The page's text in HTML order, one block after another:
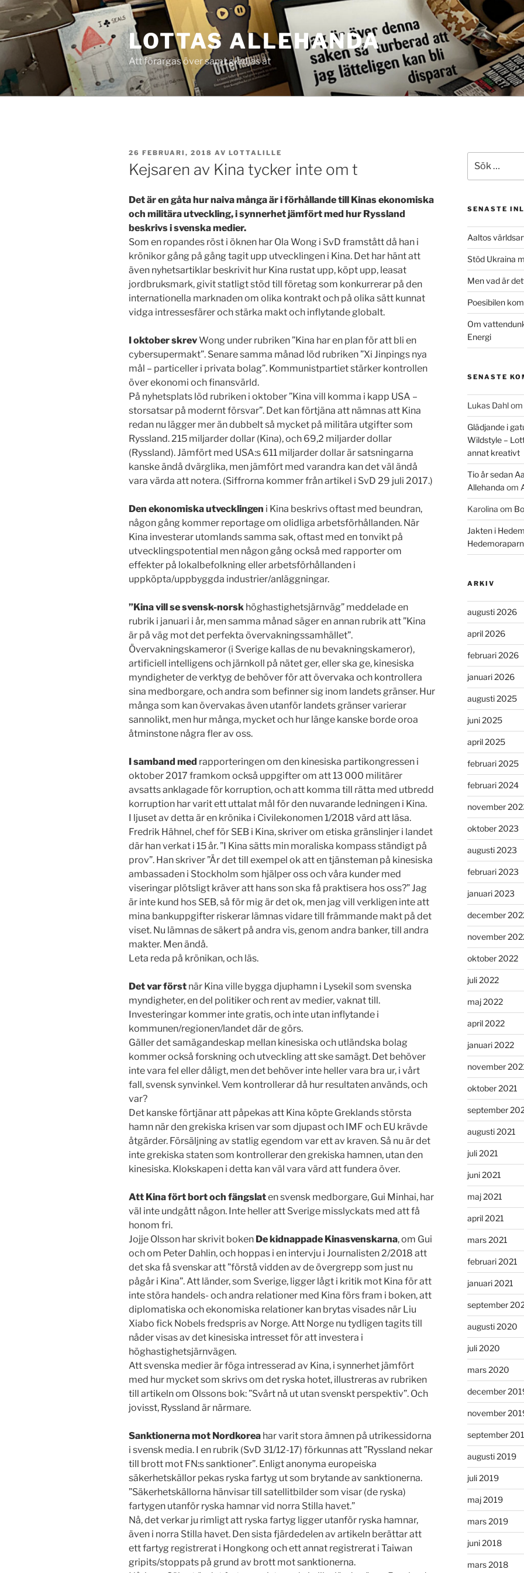
Hoppa
till
innehåll
LOTTAS ALLEHANDA
Att förargas över samt glädjas åt
PUBLICERAT
26 FEBRUARI, 2018 AV LOTTALILLE
Kejsaren av Kina tycker inte om t
Det är en gåta hur naiva många är i förhållande till Kinas ekonomiska
och militära utveckling, i synnerhet jämfört med hur Ryssland
beskrivs i svenska medier.
Som en ropandes röst i öknen har Ola Wong i SvD framstått då han i
krönikor gång på gång tagit upp utvecklingen i Kina. Det har hänt att
även nyhetsartiklar beskrivit hur Kina rustat upp, köpt upp, leasat
jordbruksmark, givit statligt stöd till företag som konkurrerar på den
internationella marknaden om olika kontrakt och på olika sätt kunnat
vidga intressesfärer och stärka makt och inflytande globalt.
I oktober skrevWong under rubriken ”Kina har en plan för att bli en
cybersupermakt”. Senare samma månad löd rubriken ”Xi Jinpings nya
mål – particeller i privata bolag”. Kommunistpartiet stärker kontrollen
över ekonomi och finansvärld.
På nyhetsplats löd rubriken i oktober ”Kina vill komma i kapp USA –
storsatsar på modernt försvar”. Det kan förtjäna att nämnas att Kina
redan nu lägger mer än dubbelt så mycket på militära utgifter som
Ryssland. 215 miljarder dollar (Kina), och 69,2 miljarder dollar
(Ryssland). Jämfört med USA:s 611 miljarder dollar är satsningarna
kanske ändå dvärglika, men jämfört med varandra kan det väl ändå
vara värda att notera. (Siffrorna kommer från artikel i SvD 29 juli 2017.)
Den ekonomiska utvecklingen i Kina beskrivs oftast med beundran,
någon gång kommer reportage om olidliga arbetsförhållanden. När
Kina investerar utomlands samma sak, oftast med en tonvikt på
utvecklingspotential men någon gång också med rapporter om
effekter på lokalbefolkning eller arbetsförhållanden i
uppköpta/uppbyggda industrier/anläggningar.
”Kina vill se svensk-norsk höghastighetsjärnväg” meddelade en
rubrik i januari i år, men samma månad säger en annan rubrik att ”Kina
är på väg mot det perfekta övervakningssamhället”.
Övervakningskameror (i Sverige kallas de nu bevakningskameror),
artificiell intelligens och järnkoll på nätet ger, eller ska ge, kinesiska
myndigheter de verktyg de behöver för att övervaka och kontrollera
sina medborgare, och andra som befinner sig inom landets gränser. Hur
många som kan övervakas även utanför landets gränser varierar
sannolikt, men hur många, mycket och hur länge kanske borde oroa
åtminstone några fler av oss.
I samband med rapporteringen om den kinesiska partikongressen i
oktober 2017 framkom också uppgifter om att 13 000 militärer
avsatts anklagade för korruption, och att komma till rätta med utbredd
korruption har varit ett uttalat mål för den nuvarande ledningen i Kina.
I ljuset av detta är en krönika i Civilekonomen 1/2018 värd att läsa.
Fredrik Hähnel, chef för SEB i Kina, skriver om etiska gränslinjer i landet
där han verkat i 15 år. ”I Kina sätts min moraliska kompass ständigt på
prov”. Han skriver ”Är det till exempel ok att en tjänsteman på kinesiska
ambassaden i Stockholm som hjälper oss och våra kunder med
viseringar plötsligt kräver att hans son ska få praktisera hos oss?” Jag
är inte kund hos SEB, så för mig är det ok, men jag vill verkligen inte att
mina bankuppgifter riskerar lämnas vidare till främmande makt på det
viset. Nu lämnas de säkert på andra vis, genom andra banker, till andra
makter. Men ändå.
Leta reda på krönikan, och läs.
Det var först när Kina ville bygga djuphamn i Lysekil som svenska
myndigheter, en del politiker och rent av medier, vaknat till.
Investeringar kommer inte gratis, och inte utan inflytande i
kommunen/regionen/landet där de görs.
Gäller det samägandeskap mellan kinesiska och utländska bolag
kommer också forskning och utveckling att ske samägt. Det behöver
inte vara fel eller dåligt, men det behöver inte heller vara bra ur, i vårt
fall, svensk synvinkel. Vem kontrollerar då hur resultaten används, och
var?
Det kanske förtjänar att påpekas att Kina köpte Greklands största
hamn när den grekiska krisen var som djupast och IMF och EU krävde
åtgärder. Försäljning av statlig egendom var ett av kraven. Så nu är det
inte grekiska staten som kontrollerar den grekiska hamnen, utan den
kinesiska. Klokskapen i detta kan väl vara värd att fundera över.
Att Kina fört bort och fängslaten svensk medborgare, Gui Minhai, har
väl inte undgått någon. Inte heller att Sverige misslyckats med att få
honom fri.
Jojje Olsson har skrivit boken De kidnappade Kinasvenskarna, om Gui
och om Peter Dahlin, och hoppas i en intervju i Journalisten 2/2018 att
det ska få svenskar att ”förstå vidden av de övergrepp som just nu
pågår i Kina”. Att länder, som Sverige, ligger lågt i kritik mot Kina för att
inte störa handels- och andra relationer med Kina förs fram i boken, att
diplomatiska och ekonomiska relationer kan brytas visades när Liu
Xiabo fick Nobels fredspris av Norge. Att Norge nu tydligen tagits till
nåder visas av det kinesiska intresset för att investera i
höghastighetsjärnvägen.
Att svenska medier är föga intresserad av Kina, i synnerhet jämfört
med hur mycket som skrivs om det ryska hotet, illustreras av rubriken
till artikeln om Olssons bok: ”Svårt nå ut utan svenskt perspektiv”. Och
jovisst, Ryssland är närmare.
Sanktionerna mot Nordkorea har varit stora ämnen på utrikessidorna
i svensk media. I en rubrik (SvD 31/12-17) förkunnas att ”Ryssland nekar
till brott mot FN:s sanktioner”. Enligt anonyma europeiska
säkerhetskällor pekas ryska fartyg ut som brytande av sanktionerna.
”Säkerhetskällorna hänvisar till satellitbilder som visar (de ryska)
fartygen utanför ryska hamnar vid norra Stilla havet.”
Nå, det verkar ju rimligt att ryska fartyg ligger utanför ryska hamnar,
även i norra Stilla havet. Den sista fjärdedelen av artikeln berättar att
ett fartyg registrerat i Hongkong och ett annat registrerat i Taiwan
gripits/stoppats på grund av brott mot sanktionerna.
efter:
SENASTE
Aaltos
Stöd Ukraina
Men vad är
Poesibilen
Om
Energi
SENASTE
Lukas Dahlom
Glädjande i
Wildstyle –
annat kreativt
Tio år sedan
Allehanda om
Karolina om
Jakten i
ARKIV
augusti 2026
april 2026
februari 2026
januari 2026
augusti 2025
juni 2025
april 2025
februari 2025
februari 2024
november
oktober 2023
augusti 2023
februari 2023
januari 2023
december
november
oktober 2022
juli 2022
maj 2022
april 2022
januari 2022
november
oktober 2021
september
augusti 2021
juli 2021
juni 2021
maj 2021
april 2021
mars 2021
februari 2021
januari 2021
september
augusti 2020
juli 2020
mars 2020
december
november
september
augusti 2019
juli 2019
maj 2019
mars 2019
juni 2018
mars 2018